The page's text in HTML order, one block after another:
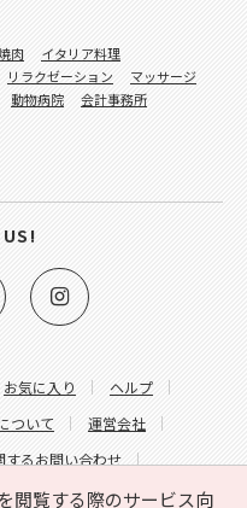
閲覧する際のサービス向
お気に入り
ヘルプ
ついて
運営会社
するお問い合わせ
お問い合わせ
肉
イタリア料理
リラクゼーション
マッサージ
動物病院
会計事務所